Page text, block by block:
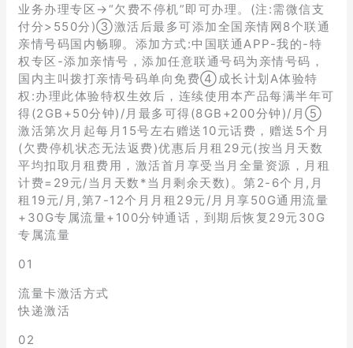
业务办理专区→“欠费不停机”即可办理。(注:需微信支
付分>550分)③激活后最多可添加全国亲情网8个联通
亲情号码国内畅聊。添加方式:中国联通APP-我的-特
权专区-添加亲情号，添加任意联通号码为亲情号码，
国内主叫拨打亲情号码单向免费④成长计划A体验特
权:办理此体验特权生效后，连续使用本产品每满半年可
得(2GB+50分钟)/月最多可得(8GB+200分钟)/月⑤
激活第次月起每月15号左右赠送10元话费，赠送5个月
(欠费停机状态无法返费)优惠后月租29元(按当月天数
平均扣取月租费用，激活首月享受当月全量资源，月租
计费=29元/当月天数*当月剩余天数)。第2-6个月,月
租19元/月,第7-12个月月租29元/月月享50G通用流量
+30G专属流量+100分钟通话，到期后恢复29元30G
专属流量
01
流量卡激活方式
快递激活
02